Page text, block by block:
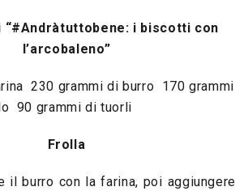
“#Andràtuttobene: i biscotti con
l’arcobaleno”
230 grammi di burro 170 grammi
90 grammi di tuorli
Frolla
il burro con la farina, poi aggiungere